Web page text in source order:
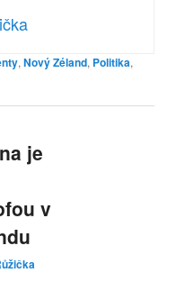
,Nový Zéland, Politika,
je
v